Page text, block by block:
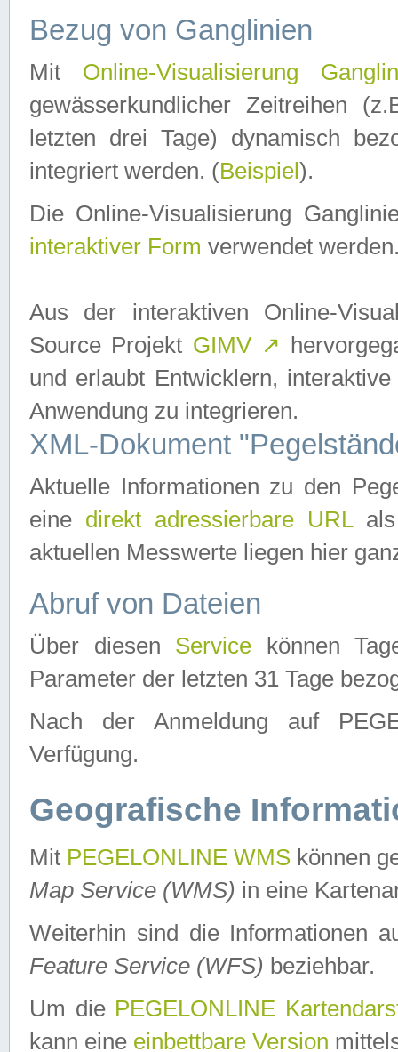
Bezug von Ganglinien
Mit Online-Visualisierung
gewässerkundlicher Zeitreihen
letzten drei Tage) dynamisch
integriert werden. (Beispiel ).
Die Online-Visualisierung
interaktiver Form verwendet
Aus der interaktiven Online-
Source Projekt GIMV ↗
und erlaubt Entwicklern,
Anwendung zu integrieren.
XML-Dokument
Aktuelle Informationen zu den
eine direkt adressierbare URLals
aktuellen Messwerte liegen hier
Abruf von Dateien
Über diesen Service können
Parameter der letzten 31 Tage
Nach der Anmeldung auf
Verfügung.
Geografische
Mit PEGELONLINE WMS können
Map Service (WMS) in eine
Weiterhin sind die Informationen
Feature Service (WFS) beziehbar.
Um die PEGELONLINE
kann eine einbettbare Version